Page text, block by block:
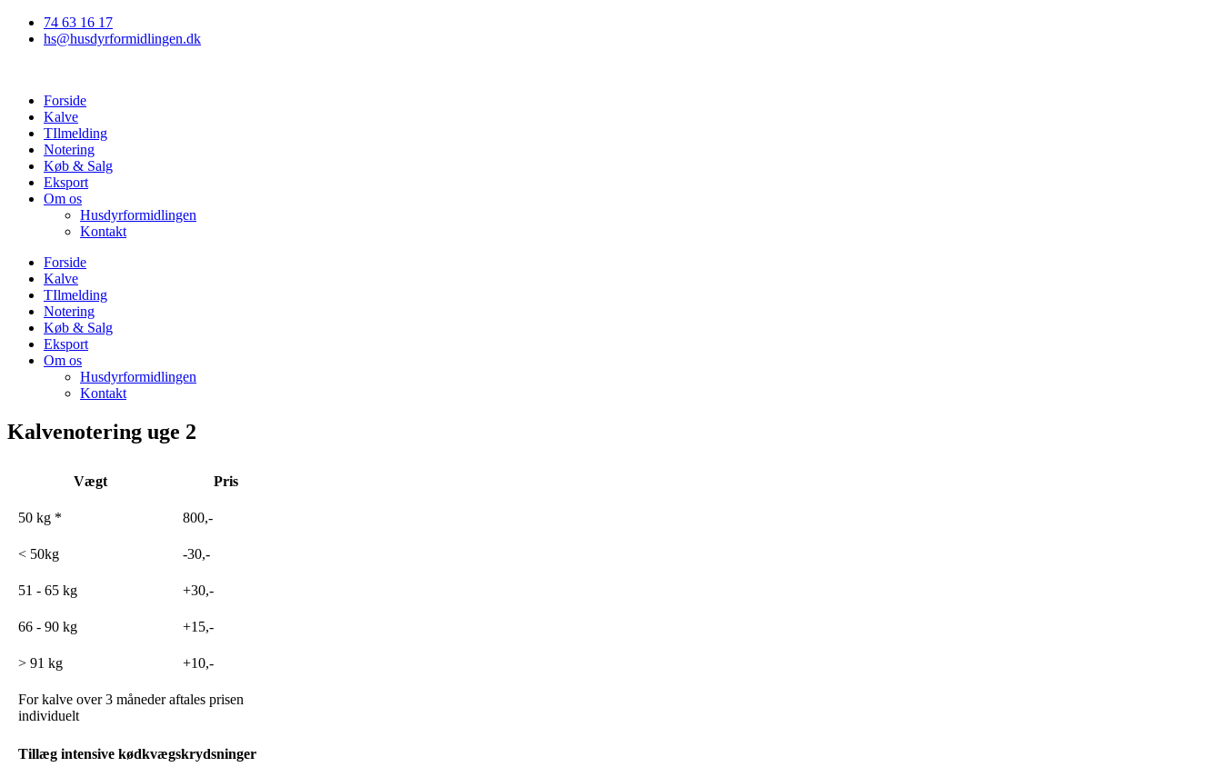
Videre 74 63 16 17
hs@husdyrformidlingen.dk
Forside
Kalve
TIlmelding
Notering
Køb & Salg
Eksport
Om os
Husdyrformidlingen
Kontakt
Forside
Kalve
TIlmelding
Notering
Køb & Salg
Eksport
Om os
Husdyrformidlingen
Kontakt
Kalvenotering uge 2
Vægt Pris
50 kg * 800,-
< 50kg -30,-
51 - 65 kg +30,-
66 - 90 kg +15,-
> 91 kg +10,-
For kalve over 3 måneder aftales prisen
individuelt
Tillæg intensive kødkvægskrydsninger